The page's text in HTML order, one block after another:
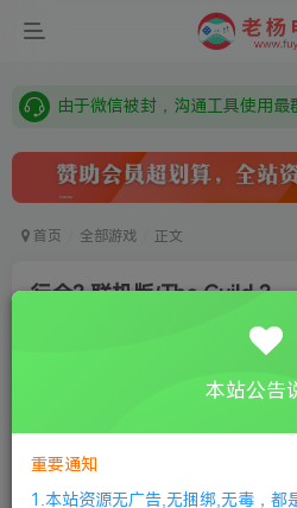
首页 全部游戏 正文
行会3 联机版/The Guild 3
①下载安装教程 ②下载安
本站公告
重要通知
1.本站资源无广告,无捆绑,无毒，都